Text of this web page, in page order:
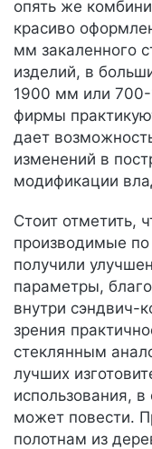
опять же
красиво
мм закаленного
изделий, в
1900 мм или
фирмы
дает
изменений в
модификации
Стоит отметить,
производимые
получили
параметры,
внутри сэндвич-
зрения
стеклянным
лучших
использования,
может повести.
полотнам из